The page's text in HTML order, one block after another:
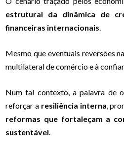
estrutural da dinâmica de
financeiras internacionais.
Mesmo que eventuais reversões
multilateral de comércio e à
Num tal contexto, a palavra de
reforçar a resiliência interna,
reformas que fortaleçam a
sustentável.